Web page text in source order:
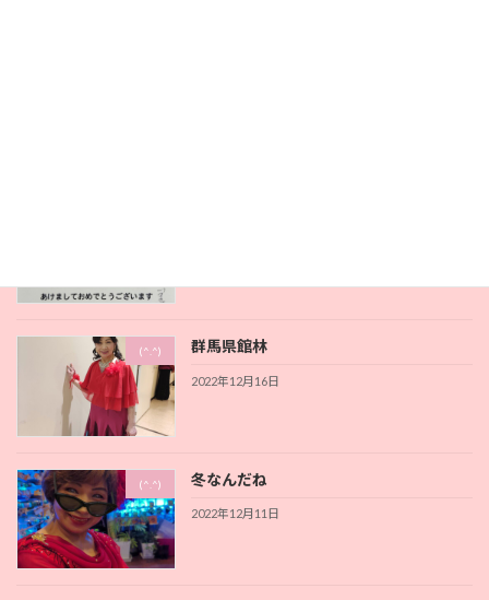
(^.^) 群馬県館林
2022年12月16日
(^.^) 冬なんだね
2022年12月11日